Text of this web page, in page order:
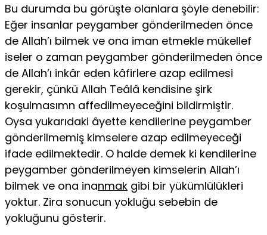
Bu durumda bu görüşte olanlara şöyle denebilir:
Eğer insanlar peygamber gönderilmeden önce
de Allah’ı bilmek ve ona iman etmekle mükellef
iseler o zaman peygamber gönderilmeden önce
de Allah’ı inkâr eden kâfirlere azap edil­mesi
gerekir, çünkü Allah Teâlâ kendisine şirk
koşulmasımn affedilmeyeceği­ni bildirmiştir.
Oysa yukarıdaki âyette kendilerine peygamber
gönderilmemiş kimselere azap edilmeyeceği
ifade edilmektedir. O halde demek ki kendilerine
peygamber gönderilmeyen kimselerin Allah’ı
bilmek ve ona inanmak gibi bir yükümlülükleri
yoktur. Zira sonucun yokluğu sebebin de
yokluğunu gösterir.